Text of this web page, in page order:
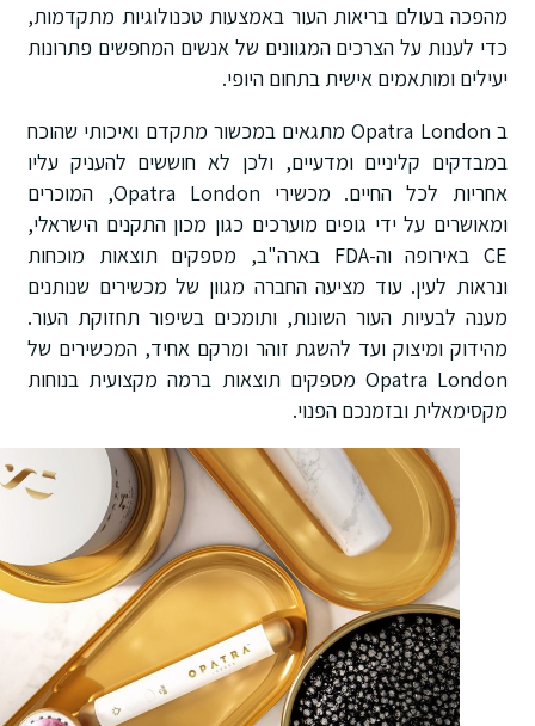
מהפכה בעולם בריאות העור באמצעות טכנולוגיות מתקדמות,
כדי לענות על הצרכים המגוונים של אנשים המחפשים פתרונות
יעילים ומותאמים אישית בתחום היופי.
ב Opatra London מתגאים במכשור מתקדם ואיכותי שהוכח
במבדקים קליניים ומדעיים, ולכן לא חוששים להעניק עליו
אחריות לכל החיים. מכשירי Opatra London, המוכרים
ומאושרים על ידי גופים מוערכים כגון מכון התקנים הישראלי,
CE באירופה וה-FDA בארה"ב, מספקים תוצאות מוכחות
ונראות לעין. עוד מציעה החברה מגוון של מכשירים שנותנים
מענה לבעיות העור השונות, ותומכים בשיפור תחזוקת העור.
מהידוק ומיצוק ועד להשגת זוהר ומרקם אחיד, המכשירים של
Opatra London מספקים תוצאות ברמה מקצועית בנוחות
מקסימאלית ובזמנכם הפנוי.